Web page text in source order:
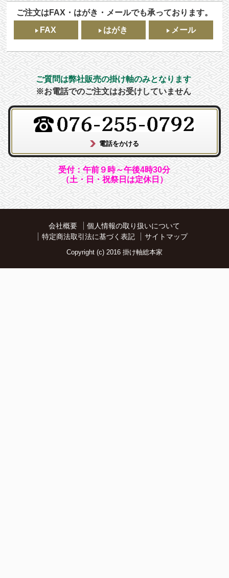
ご注文はFAX・はがき・メールでも承っております。
FAX
はがき メール
ご質問は弊社販売の掛け軸のみとなります
※お電話でのご注文はお受けしていません
受付：午前９時～午後4時30分
（土・日・祝祭日は定休日）
会社概要
個人情報の取り扱いについて
特定商法取引法に基づく表記
サイトマップ
Copyright (c) 2016 掛け軸総本家